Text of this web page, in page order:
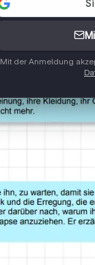
Mit der Anmeldung